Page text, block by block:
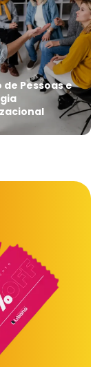
de Pessoas e